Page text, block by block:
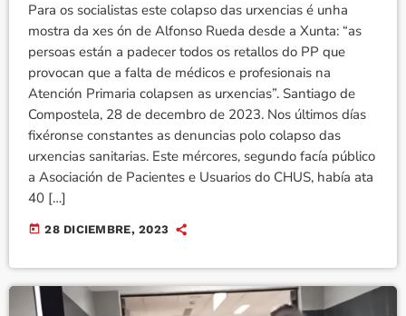
Para os socialistas este colapso das urxencias é unha
mostra da xes ón de Alfonso Rueda desde a Xunta: “as
persoas están a padecer todos os retallos do PP que
provocan que a falta de médicos e profesionais na
Atención Primaria colapsen as urxencias”. Santiago de
Compostela, 28 de decembro de 2023. Nos últimos días
fixéronse constantes as denuncias polo colapso das
urxencias sanitarias. Este mércores, segundo facía público
a Asociación de Pacientes e Usuarios do CHUS, había ata
40 […]
today 28 DICIEMBRE, 2023